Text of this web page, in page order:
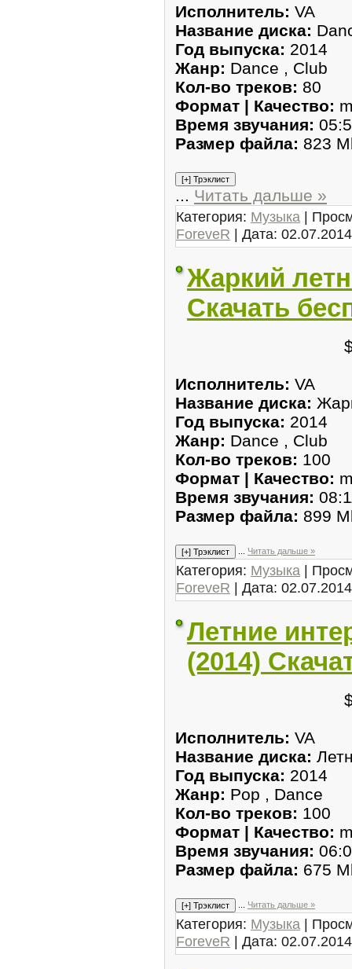
Исполнитель: VA
Название диска:
Год выпуска: 2014
Жанр: Dance , Club
Кол-во треков: 80
Формат | Качество:
Время звучания:
Размер файла: 823
... Читать дальше »
Категория: Музыка |
ForeveR | Дата: 02.07.2014
Жаркий
Скачать
Исполнитель: VA
Название диска:
Год выпуска: 2014
Жанр: Dance , Club
Кол-во треков: 100
Формат | Качество:
Время звучания:
Размер файла: 899
Читать дальше »
Категория: Музыка |
ForeveR | Дата: 02.07.2014
Летние
(2014)
Исполнитель: VA
Название диска:
Год выпуска: 2014
Жанр: Pop , Dance
Кол-во треков: 100
Формат | Качество:
Время звучания:
Размер файла: 675
Читать дальше »
Категория: Музыка |
ForeveR | Дата: 02.07.2014